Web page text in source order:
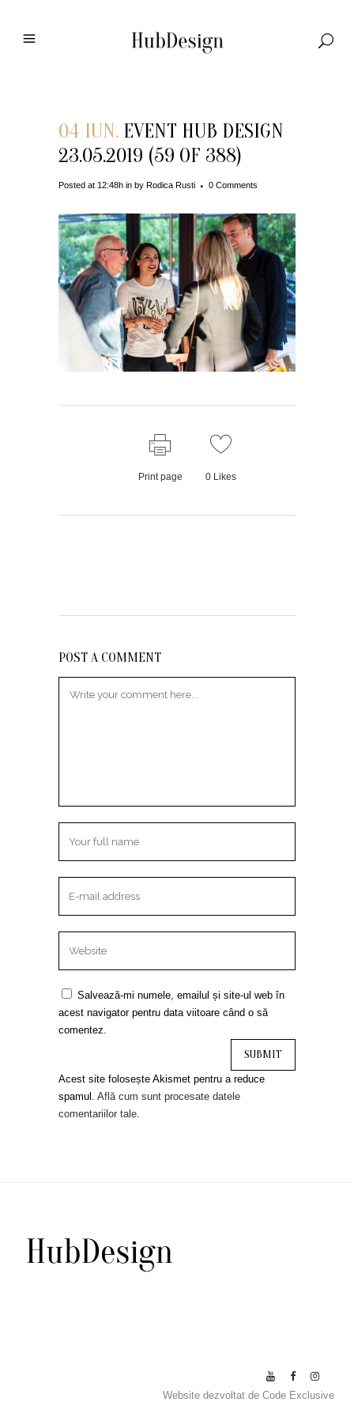
04 IUN. EVENT HUB DESIGN
23.05.2019 (59 OF 388)
Posted at 12:48h in by Rodica Rusti 0 Comments
Print page 0Likes
POST A COMMENT
Salvează-mi numele, emailul și site-ul web în
acest navigator pentru data viitoare când o să
comentez.
Acest site folosește Akismet pentru a reduce
spamul. Află cum sunt procesate datele
comentariilor tale.
Website dezvoltat de Code Exclusive